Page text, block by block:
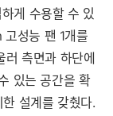
게 수용할 수 있
성능 팬 1개를
측면과 하단에
있는 공간을 확
설계를 갖췄다.